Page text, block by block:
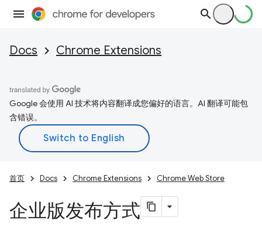
Docs Chrome Extensions
Google 会使用 AI 技术将内容翻译成您偏好的语言。AI 翻译可能包
含错误。
首页 Docs Chrome Extensions Chrome Web Store
企业版发布方式